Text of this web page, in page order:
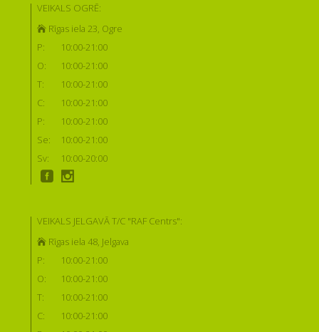
VEIKALS OGRĒ:
Rīgas iela 23, Ogre
P:
10:00-21:00
O:
10:00-21:00
T:
10:00-21:00
C:
10:00-21:00
P:
10:00-21:00
Se:
10:00-21:00
Sv:
10:00-20:00
VEIKALS JELGAVĀ T/C "RAF Centrs":
Rīgas iela 48, Jelgava
P:
10:00-21:00
O:
10:00-21:00
T:
10:00-21:00
C:
10:00-21:00